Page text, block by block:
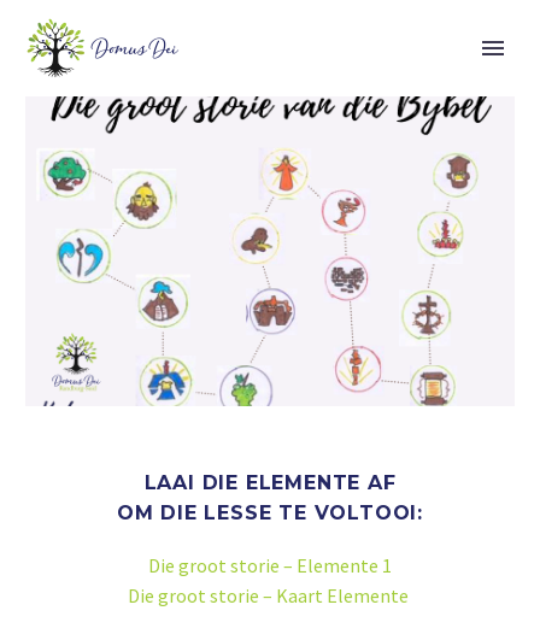
GRAAD R - 3
Kwartaal 3 lesse
Laai die lesse af ->
LAAI DIE ELEMENTE AF
OM DIE LESSE TE VOLTOOI:
Die groot storie – Elemente 1
Die groot storie – Kaart Elemente